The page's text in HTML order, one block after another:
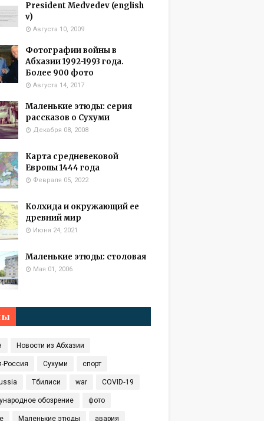
President Medvedev (english
v)
Августа 10, 2009
Фотографии войны в
Абхазии 1992-1993 года.
Более 900 фото
Августа 14, 2017
Маленькие этюды: серия
рассказов о Сухуми
Декабря 08, 2008
Карта средневековой
Европы 1444 года
Февраля 05, 2022
Колхида и окружающий ее
древний мир
Июня 24, 2021
Маленькие этюды: столовая
Мая 01, 2006
Новости из Абхазии
Россия Сухуми спорт
Тбилиси war COVID‑19
обозрение фото
Маленькие этюды авария